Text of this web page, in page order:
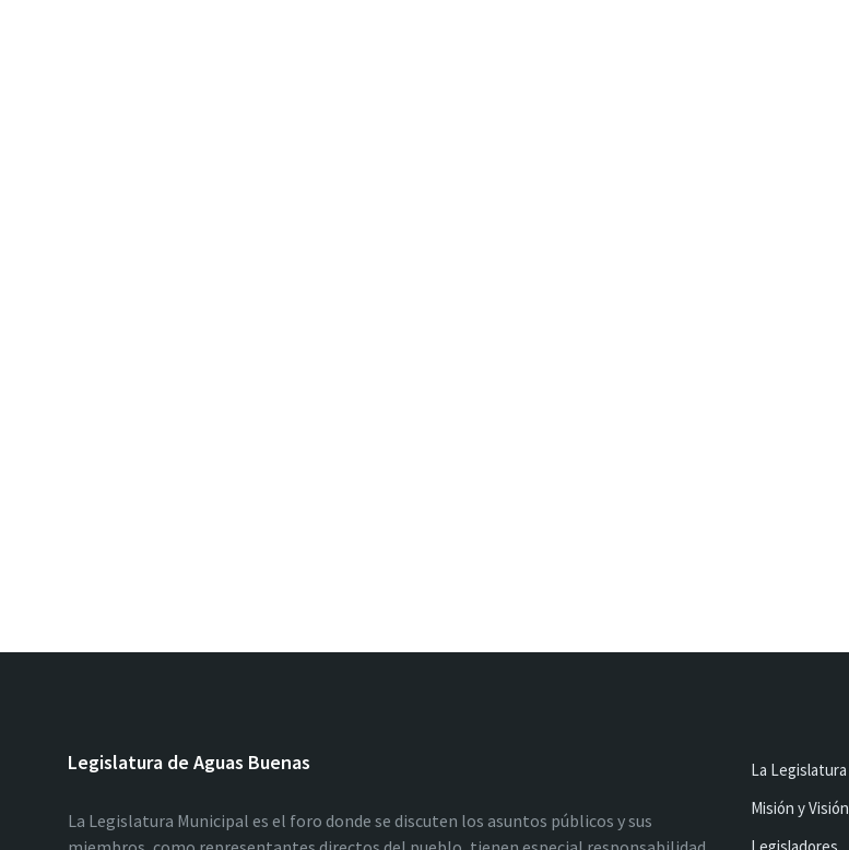
Legislatura de Aguas Buenas
La Legislatura Municipal es el foro donde se discuten los asuntos públicos y sus
La Legislatura
Misión y Visión